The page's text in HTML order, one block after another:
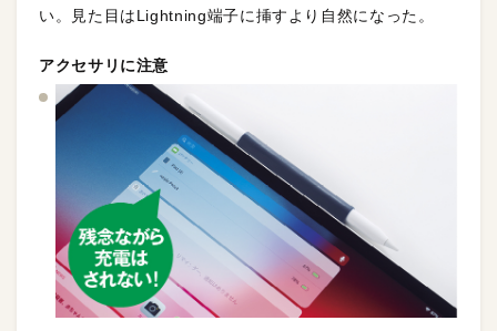
い。見た目はLightning端子に挿すより自然になった。
アクセサリに注意